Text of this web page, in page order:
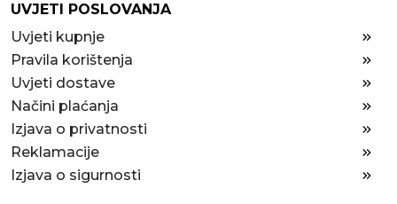
UVJETI POSLOVANJA
Uvjeti kupnje
Pravila korištenja
Uvjeti dostave
Načini plaćanja
Izjava o privatnosti
Reklamacije
Izjava o sigurnosti